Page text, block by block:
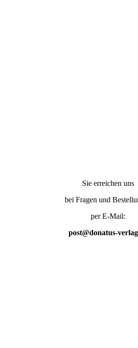
Sie erreichen uns
bei Fragen und
per E-Mail:
post@donatus-